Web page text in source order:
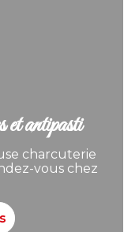
et antipasti
charcuterie
vous chez